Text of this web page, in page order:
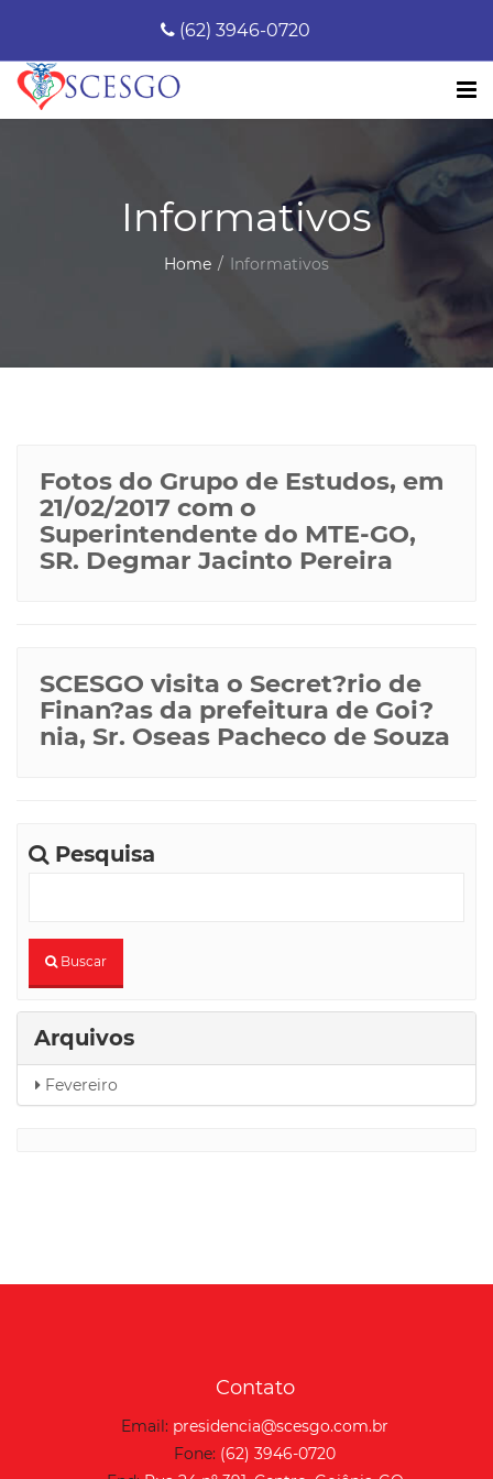
(62) 3946-0720
Informativos
Home Informativos
Fotos do Grupo de Estudos, em
21/02/2017 com o
Superintendente do MTE-GO,
SR. Degmar Jacinto Pereira
SCESGO visita o Secret?rio de
Finan?as da prefeitura de Goi?
nia, Sr. Oseas Pacheco de Souza
Pesquisa
Buscar
Arquivos
Fevereiro
Contato
Email: presidencia@scesgo.com.br
Fone: (62) 3946-0720